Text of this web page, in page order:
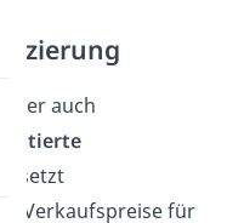
auch
setzt
Verkaufspreise für